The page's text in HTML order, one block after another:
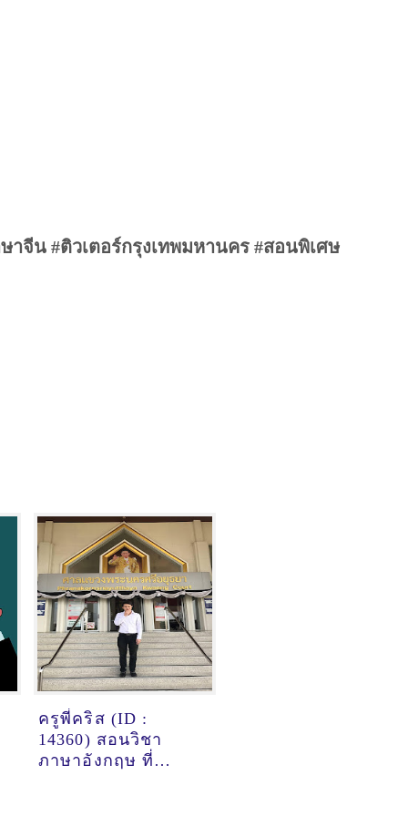
จีน #ติวเตอร์กรุงเทพมหานคร #สอนพิเศษ
ครูพี่คริส (ID :
14360) สอนวิชา
ภาษาอังกฤษ ที่